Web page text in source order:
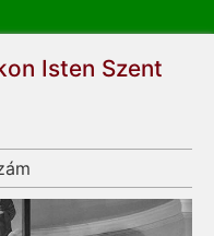
Isten Szent